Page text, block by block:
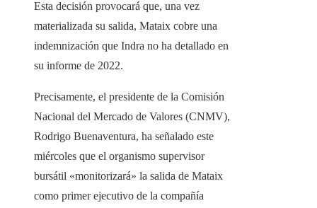
Esta decisión provocará que, una vez
materializada su salida, Mataix cobre una
indemnización que Indra no ha detallado en
su informe de 2022.
Precisamente, el presidente de la Comisión
Nacional del Mercado de Valores (CNMV),
Rodrigo Buenaventura, ha señalado este
miércoles que el organismo supervisor
bursátil «monitorizará» la salida de Mataix
como primer ejecutivo de la compañía